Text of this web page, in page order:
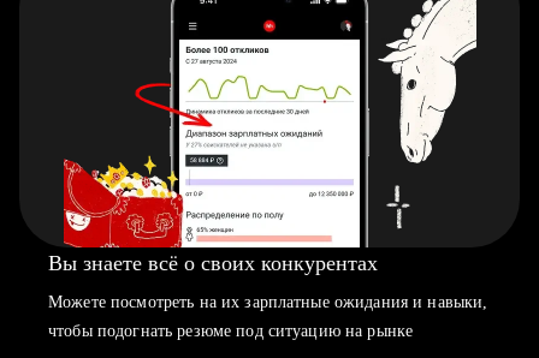
Вы знаете всё о своих конкурентах
Можете посмотреть на их зарплатные ожидания и навыки,
чтобы подогнать резюме под ситуацию на рынке